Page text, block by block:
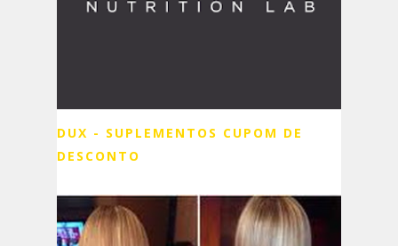
DUX - SUPLEMENTOS CUPOM DE
DESCONTO